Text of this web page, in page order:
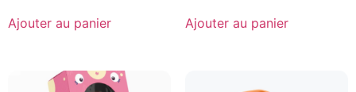
Ajouter au panier Ajouter au panier